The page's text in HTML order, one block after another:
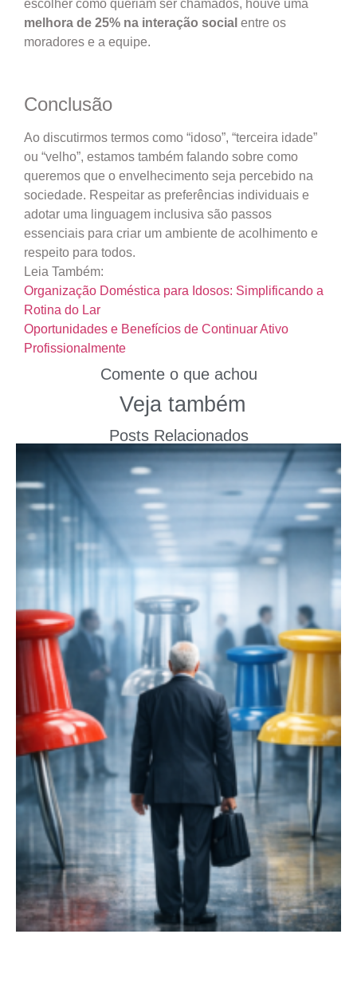
escolher como queriam ser chamados, houve uma
melhora de 25% na interação social entre os
moradores e a equipe.
Conclusão
Ao discutirmos termos como “idoso”, “terceira idade”
ou “velho”, estamos também falando sobre como
queremos que o envelhecimento seja percebido na
sociedade. Respeitar as preferências individuais e
adotar uma linguagem inclusiva são passos
essenciais para criar um ambiente de acolhimento e
respeito para todos.
Leia Também:
Organização Doméstica para Idosos: Simplificando a
Rotina do Lar
Oportunidades e Benefícios de Continuar Ativo
Profissionalmente
Comente o que achou
Veja também
Posts Relacionados